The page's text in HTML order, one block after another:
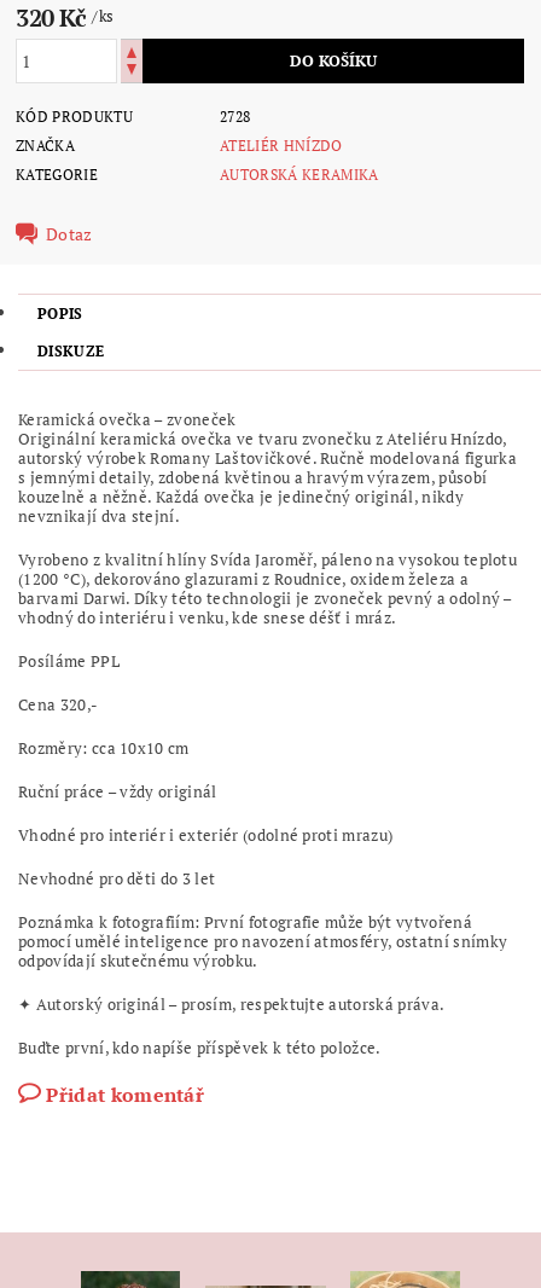
320 Kč/ ks
KÓD PRODUKTU
2728
ZNAČKA
ATELIÉR HNÍZDO
KATEGORIE
AUTORSKÁ KERAMIKA
Dotaz
POPIS
DISKUZE
Keramická ovečka – zvoneček
Originální keramická ovečka ve tvaru zvonečku z Ateliéru Hnízdo,
autorský výrobek Romany Laštovičkové. Ručně modelovaná figurka
s jemnými detaily, zdobená květinou a hravým výrazem, působí
kouzelně a něžně. Každá ovečka je jedinečný originál, nikdy
nevznikají dva stejní.
Vyrobeno z kvalitní hlíny Svída Jaroměř, páleno na vysokou teplotu
(1200 °C), dekorováno glazurami z Roudnice, oxidem železa a
barvami Darwi. Díky této technologii je zvoneček pevný a odolný –
vhodný do interiéru i venku, kde snese déšť i mráz.
Posíláme PPL
Cena 320,-
Rozměry: cca 10x10 cm
Ruční práce – vždy originál
Vhodné pro interiér i exteriér (odolné proti mrazu)
Nevhodné pro děti do 3 let
Poznámka k fotografiím: První fotografie může být vytvořená
pomocí umělé inteligence pro navození atmosféry, ostatní snímky
odpovídají skutečnému výrobku.
✦ Autorský originál – prosím, respektujte autorská práva.
Buďte první, kdo napíše příspěvek k této položce.
Přidat komentář